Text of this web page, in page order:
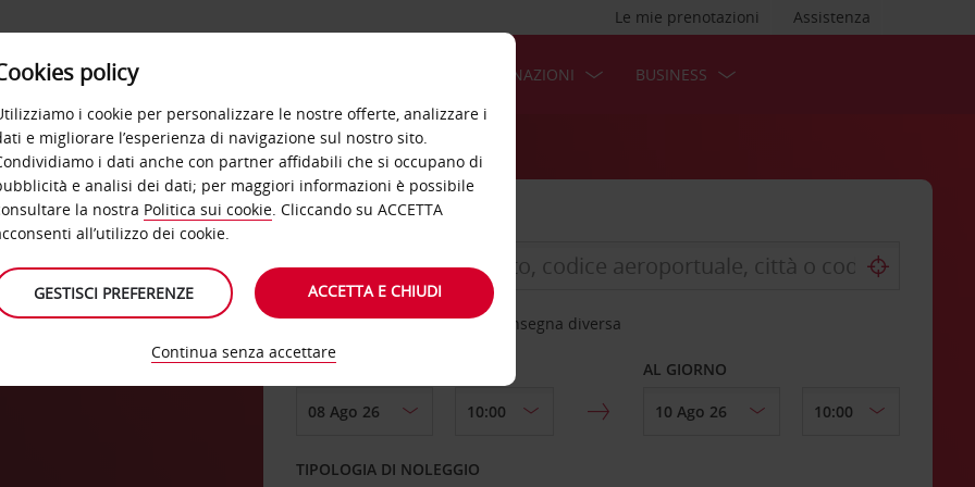
Assistenza
Le mie prenotazioni
OFFERTE DESTINAZIONI BUSINESS
Scegli una località di riconsegna diversa
DAL GIORNO AL GIORNO
TIPOLOGIA DI NOLEGGIO
policy
i cookie per personalizzare le nostre offerte, analizzare i
e migliorare l’esperienza di navigazione sul nostro sito.
i dati anche con partner affidabili che si occupano di
e analisi dei dati; per maggiori informazioni è possibile
la nostra Politica sui cookie. Cliccando su ACCETTA
all’utilizzo dei cookie.
GESTISCI PREFERENZE ACCETTA E CHIUDI
Continua senza accettare